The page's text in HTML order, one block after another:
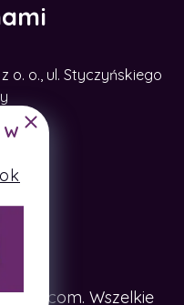
o. o., ul. Styczyńskiego
Wszelkie
W